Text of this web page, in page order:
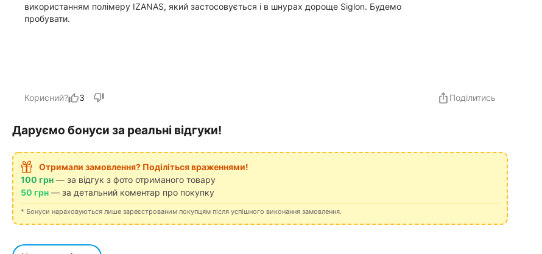
використанням полімеру IZANAS, який застосовується і в шнурах дороще Siglon. Будемо
пробувати.
Корисний? 3 Поділитись
Даруємо бонуси за реальні відгуки!
Отримали замовлення? Поділіться враженнями!
100 грн — за відгук з фото отриманого товару
50 грн — за детальний коментар про покупку
* Бонуси нараховуються лише зареєстрованим покупцям після успішного виконання замовлення.